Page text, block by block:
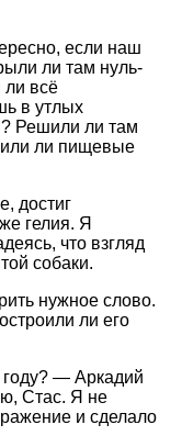
если наш
ли там нуль-
ли всё
в утлых
Решили ли там
ли пищевые
достиг
гелия. Я
что взгляд
собаки.
нужное слово.
ли его
— Аркадий
Стас. Я не
и сделало